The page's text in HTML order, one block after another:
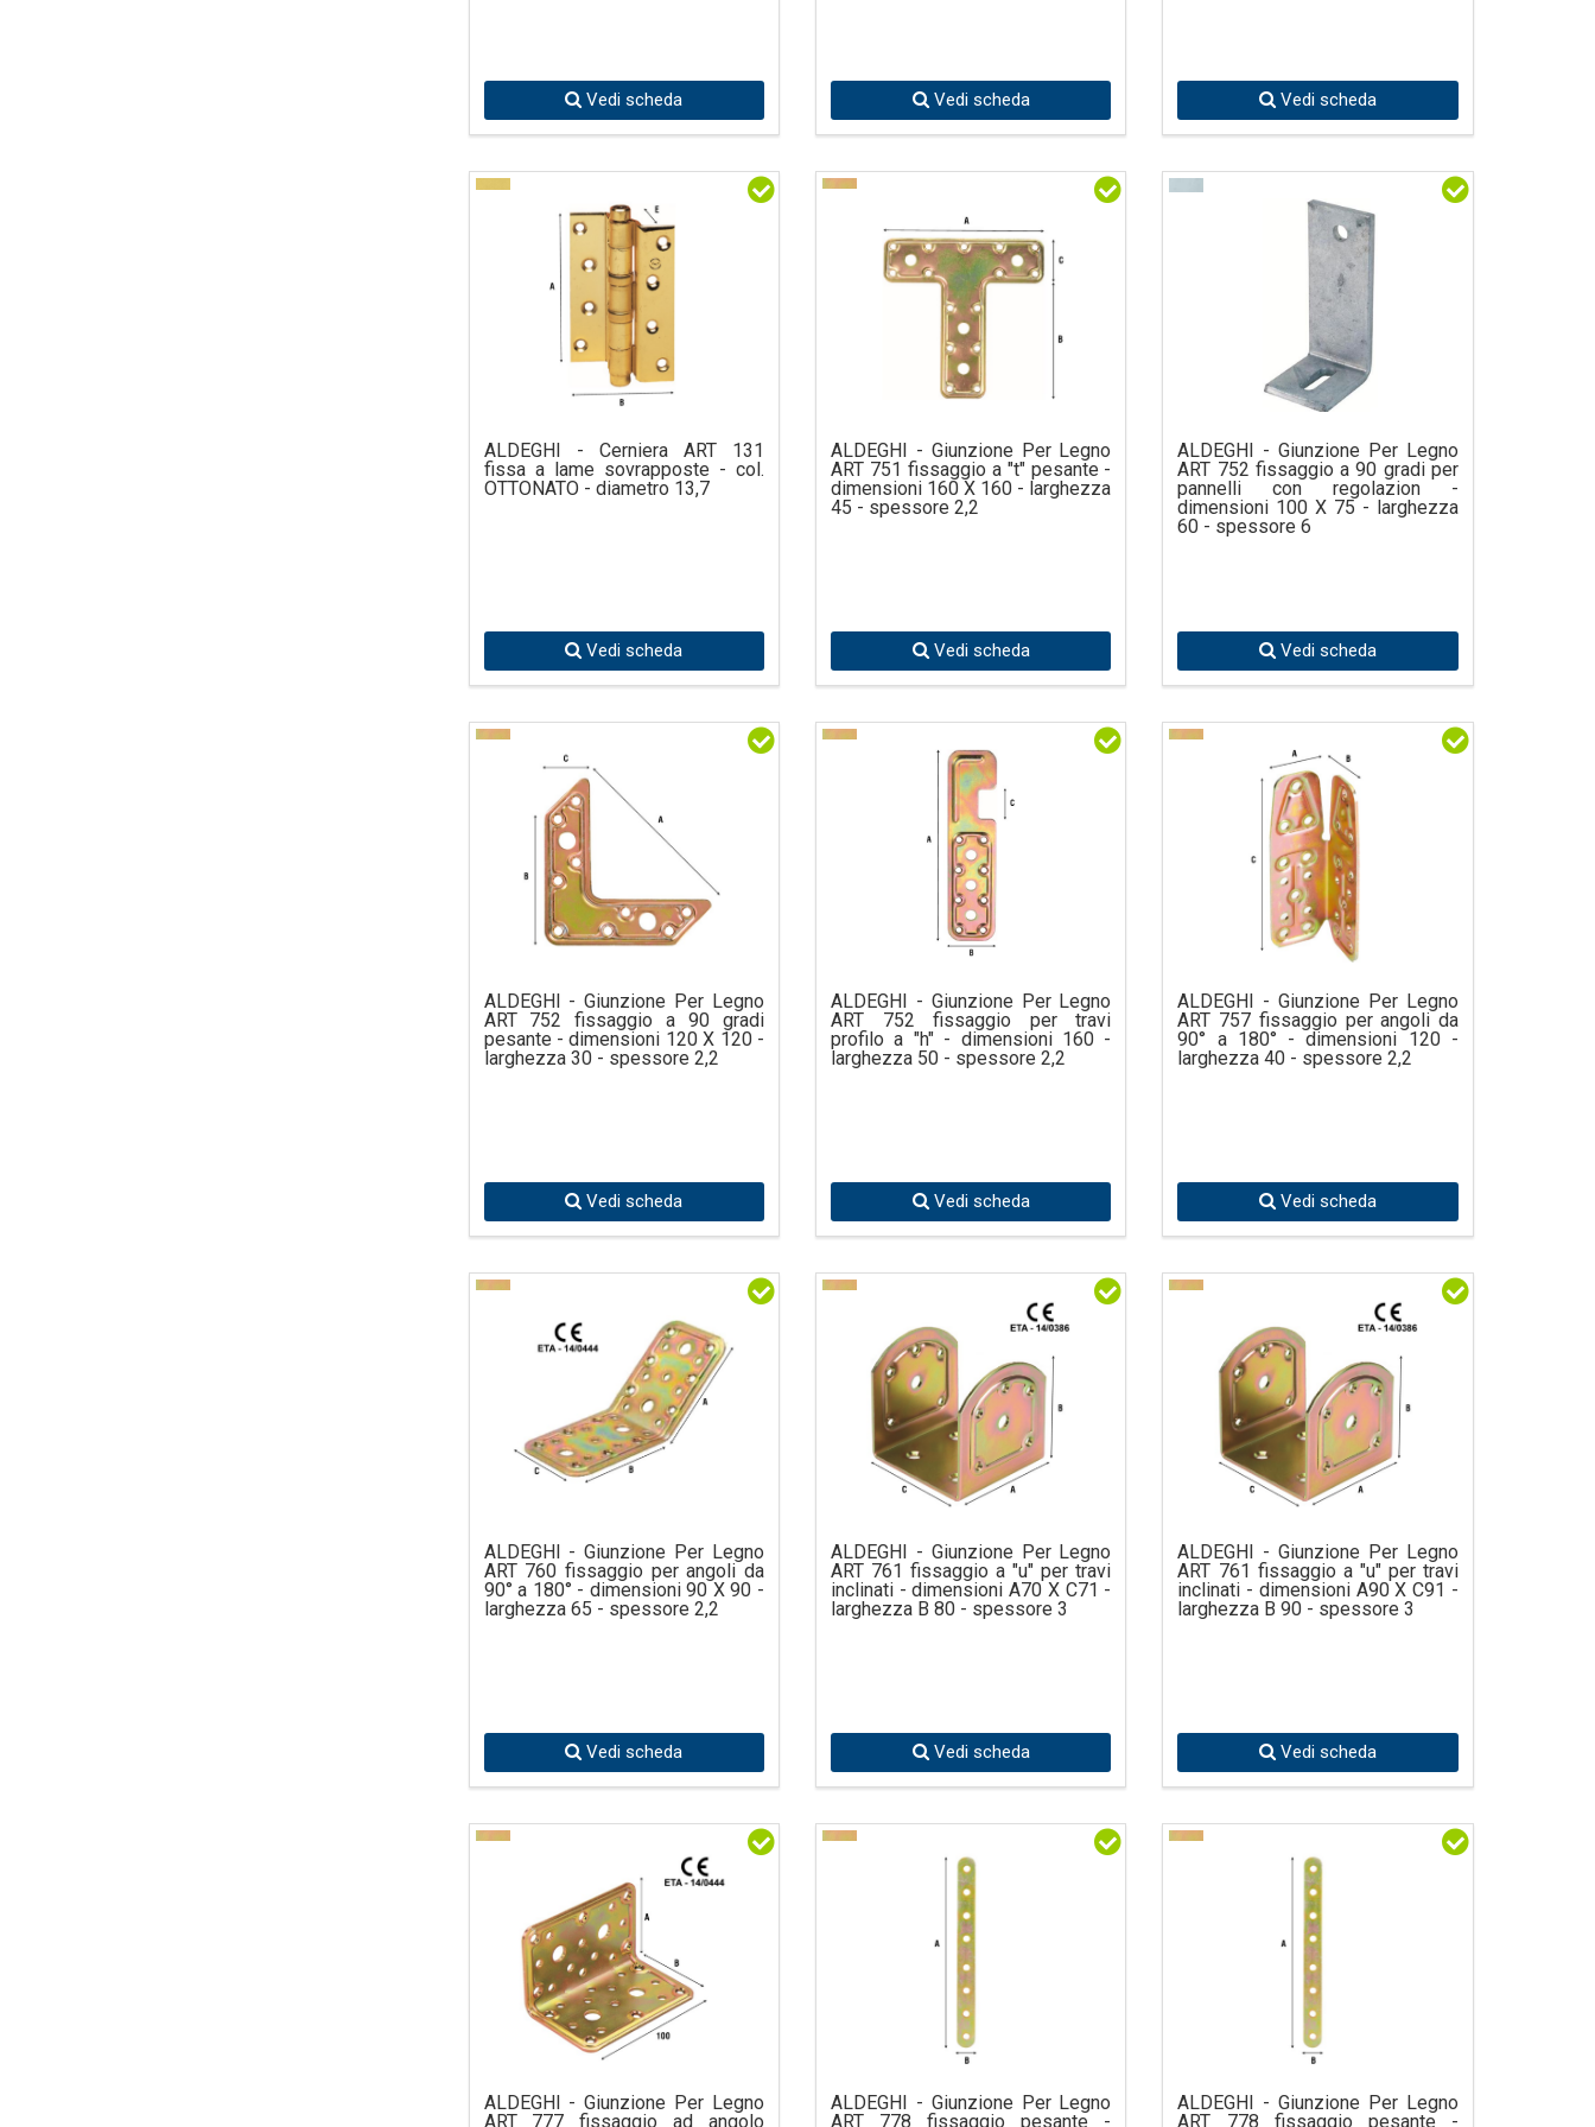
Vedi scheda Vedi scheda Vedi scheda
ALDEGHI - Cerniera ART 131
fissa a lame sovrapposte - col.
OTTONATO - diametro 13,7
Vedi scheda
ALDEGHI - Giunzione Per Legno
ART 751 fissaggio a "t" pesante -
dimensioni 160 X 160 - larghezza
45 - spessore 2,2
Vedi scheda
ALDEGHI - Giunzione Per Legno
ART 752 fissaggio a 90 gradi per
pannelli con regolazion -
dimensioni 100 X 75 - larghezza
60 - spessore 6
Vedi scheda
ALDEGHI - Giunzione Per Legno
ART 752 fissaggio a 90 gradi
pesante - dimensioni 120 X 120 -
larghezza 30 - spessore 2,2
Vedi scheda
ALDEGHI - Giunzione Per Legno
ART 752 fissaggio per travi
profilo a "h" - dimensioni 160 -
larghezza 50 - spessore 2,2
Vedi scheda
ALDEGHI - Giunzione Per Legno
ART 757 fissaggio per angoli da
90° a 180° - dimensioni 120 -
larghezza 40 - spessore 2,2
Vedi scheda
ALDEGHI - Giunzione Per Legno
ART 760 fissaggio per angoli da
90° a 180° - dimensioni 90 X 90 -
larghezza 65 - spessore 2,2
Vedi scheda
ALDEGHI - Giunzione Per Legno
ART 761 fissaggio a "u" per travi
inclinati - dimensioni A70 X C71 -
larghezza B 80 - spessore 3
Vedi scheda
ALDEGHI - Giunzione Per Legno
ART 761 fissaggio a "u" per travi
inclinati - dimensioni A90 X C91 -
larghezza B 90 - spessore 3
Vedi scheda
ALDEGHI - Giunzione Per Legno
ART 777 fissaggio ad angolo
ALDEGHI - Giunzione Per Legno
ART 778 fissaggio pesante -
ALDEGHI - Giunzione Per Legno
ART 778 fissaggio pesante -